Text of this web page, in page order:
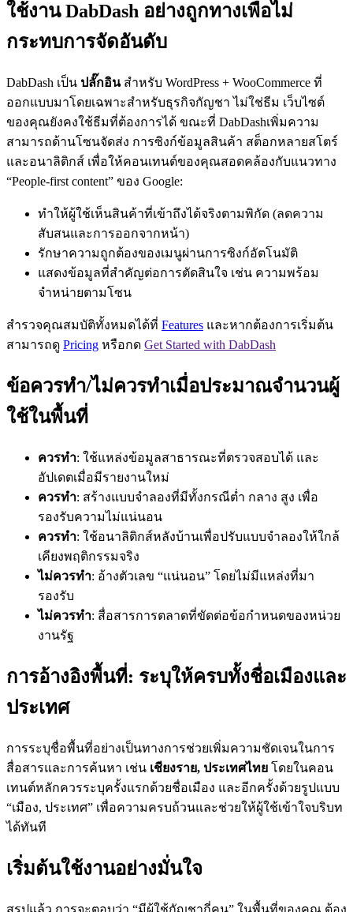
ใช้งาน DabDash อย่างถูกทางเพื่อไม่
กระทบการจัดอันดับ
DabDash เป็น ปลั๊กอินสำหรับ WordPress + WooCommerce ที่
ออกแบบมาโดยเฉพาะสำหรับธุรกิจกัญชา ไม่ใช่ธีม เว็บไซต์
ของคุณยังคงใช้ธีมที่ต้องการได้ ขณะที่ DabDashเพิ่มความ
สามารถด้านโซนจัดส่ง การซิงก์ข้อมูลสินค้า สต็อกหลายสโตร์
และอนาลิติกส์ เพื่อให้คอนเทนต์ของคุณสอดคล้องกับแนวทาง
“People-first content” ของ Google:
ทำให้ผู้ใช้เห็นสินค้าที่เข้าถึงได้จริงตามพิกัด (ลดความ
สับสนและการออกจากหน้า)
รักษาความถูกต้องของเมนูผ่านการซิงก์อัตโนมัติ
แสดงข้อมูลที่สำคัญต่อการตัดสินใจ เช่น ความพร้อม
จำหน่ายตามโซน
สำรวจคุณสมบัติทั้งหมดได้ที่ Features และหากต้องการเริ่มต้น
สามารถดู Pricing หรือกด Get Started with DabDash
ข้อควรทำ/ไม่ควรทำเมื่อประมาณจำนวนผู้
ใช้ในพื้นที่
ควรทำ: ใช้แหล่งข้อมูลสาธารณะที่ตรวจสอบได้ และ
อัปเดตเมื่อมีรายงานใหม่
ควรทำ: สร้างแบบจำลองที่มีทั้งกรณีต่ำ กลาง สูง เพื่อ
รองรับความไม่แน่นอน
ควรทำ: ใช้อนาลิติกส์หลังบ้านเพื่อปรับแบบจำลองให้ใกล้
เคียงพฤติกรรมจริง
ไม่ควรทำ: อ้างตัวเลข “แน่นอน” โดยไม่มีแหล่งที่มา
รองรับ
ไม่ควรทำ: สื่อสารการตลาดที่ขัดต่อข้อกำหนดของหน่วย
งานรัฐ
การอ้างอิงพื้นที่: ระบุให้ครบทั้งชื่อเมืองและ
ประเทศ
การระบุชื่อพื้นที่อย่างเป็นทางการช่วยเพิ่มความชัดเจนในการ
สื่อสารและการค้นหา เช่น เชียงราย, ประเทศไทย โดยในคอน
เทนต์หลักควรระบุครั้งแรกด้วยชื่อเมือง และอีกครั้งด้วยรูปแบบ
“เมือง, ประเทศ” เพื่อความครบถ้วนและช่วยให้ผู้ใช้เข้าใจบริบท
ได้ทันที
เริ่มต้นใช้งานอย่างมั่นใจ
สรุปแล้ว การจะตอบว่า “มีผู้ใช้กัญชากี่คน” ในพื้นที่ของคุณ ต้อง